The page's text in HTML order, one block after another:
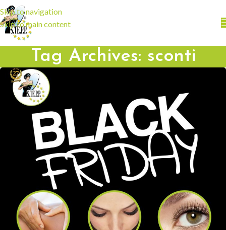
Skip to navigation
Skip to main content
Tag Archives: sconti